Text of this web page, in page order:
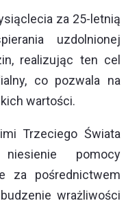
za 25-letnią
uzdolnionej
realizując ten cel
co pozwala na
wartości.
Trzeciego Świata
pomocy
za pośrednictwem
wrażliwości